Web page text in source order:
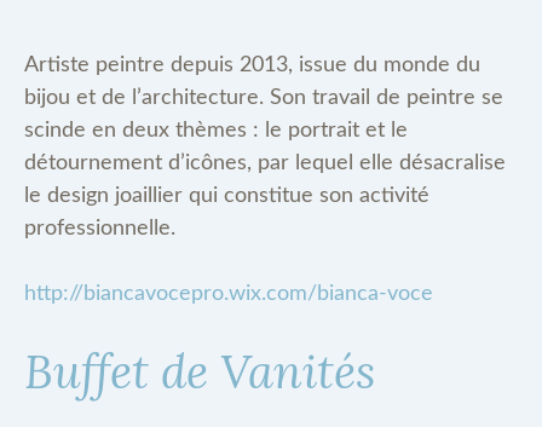
Artiste peintre depuis 2013, issue du monde du
bijou et de l’architecture. Son travail de peintre se
scinde en deux thèmes : le portrait et le
détournement d’icônes, par lequel elle désacralise
le design joaillier qui constitue son activité
professionnelle.
http://biancavocepro.wix.com/bianca-voce
Buffet de Vanités